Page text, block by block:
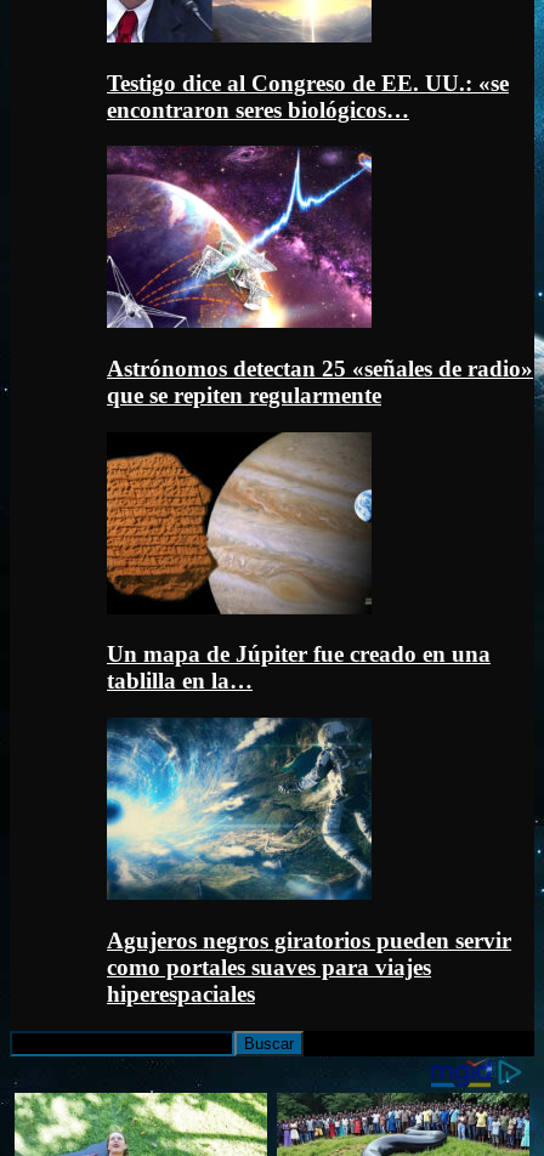
Testigo dice al Congreso de EE. UU.: «se
encontraron seres biológicos…
Astrónomos detectan 25 «señales de radio»
que se repiten regularmente
Un mapa de Júpiter fue creado en una
tablilla en la…
Agujeros negros giratorios pueden servir
como portales suaves para viajes
hiperespaciales